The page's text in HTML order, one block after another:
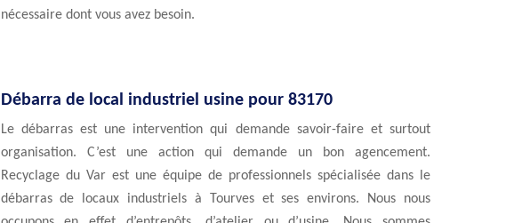
nécessaire dont vous avez besoin.
Débarra de local industriel usine pour 83170
Le débarras est une intervention qui demande savoir-faire et surtout
organisation. C’est une action qui demande un bon agencement.
Recyclage du Var est une équipe de professionnels spécialisée dans le
débarras de locaux industriels à Tourves et ses environs. Nous nous